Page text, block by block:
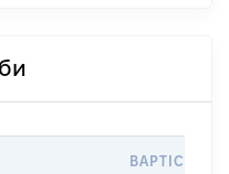
ВАРТІСТЬ НА